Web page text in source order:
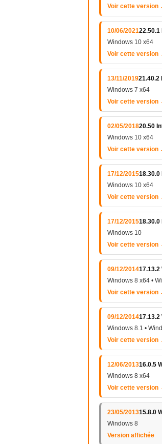
Voir cette version
10/06/202122.50.1
Windows 10 x64
Voir cette version
13/11/201921.40.2
Windows 7 x64
Voir cette version
02/05/201820.50
Windows 10 x64
Voir cette version
17/12/201518.30.0
Windows 10 x64
Voir cette version
17/12/201518.30.0
Windows 10
Voir cette version
09/12/201417.13.2
Windows 8 x64 •
Voir cette version
09/12/201417.13.2
Windows 8.1 •
Voir cette version
12/06/201316.0.5
Windows 8 x64
Voir cette version
23/05/201315.8.0
Windows 8
Version affichée